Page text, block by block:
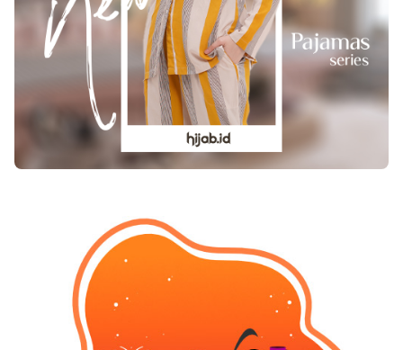
stadium 4 memang tak bisa disembuhkan namun
dengan pengobatan bisa memperlambat dan
memperpanjang harapan hidup. Perawatan
andalan untuk GBM adalah operasi atau
pembedahan, diikuti dengan radiasi dan
kemoterapi. Tujuan utama pembedahan adalah
mengangkat kanker sebanyak mungkin tanpa
melukai jaringan otak normal di sekitarnya. 1.
dalam otak, membuang sel-sel di pusat kanker
yang mungkin resisten terhadap radiasi
dan/atau kemoterapi tahap awal. Di samping itu
juga mengurangi tekanan pada otak. 2. Terapi
radiasi Setelah operasi dan luka sembuh, terapi
radiasi bisa dimulai. Tujuan dari terapi radiasi